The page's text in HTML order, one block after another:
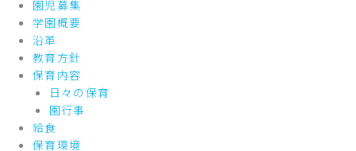
園児募集
学園概要
沿革
教育方針
保育内容
日々の保育
園行事
給食
保育環境